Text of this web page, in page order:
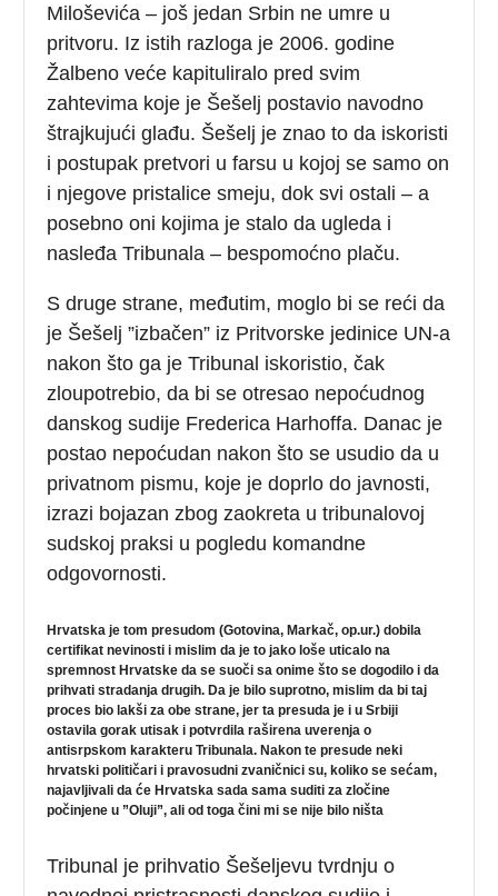
Miloševića – još jedan Srbin ne umre u
pritvoru. Iz istih razloga je 2006. godine
Žalbeno veće kapituliralo pred svim
zahtevima koje je Šešelj postavio navodno
štrajkujući glađu. Šešelj je znao to da iskoristi
i postupak pretvori u farsu u kojoj se samo on
i njegove pristalice smeju, dok svi ostali – a
posebno oni kojima je stalo da ugleda i
nasleđa Tribunala – bespomoćno plaču.
S druge strane, međutim, moglo bi se reći da
je Šešelj ”izbačen” iz Pritvorske jedinice UN-a
nakon što ga je Tribunal iskoristio, čak
zloupotrebio, da bi se otresao nepoćudnog
danskog sudije Frederica Harhoffa. Danac je
postao nepoćudan nakon što se usudio da u
privatnom pismu, koje je doprlo do javnosti,
izrazi bojazan zbog zaokreta u tribunalovoj
sudskoj praksi u pogledu komandne
odgovornosti.
Hrvatska je tom presudom (Gotovina, Markač, op.ur.) dobila
certifikat nevinosti i mislim da je to jako loše uticalo na
spremnost Hrvatske da se suoči sa onime što se dogodilo i da
prihvati stradanja drugih. Da je bilo suprotno, mislim da bi taj
proces bio lakši za obe strane, jer ta presuda je i u Srbiji
ostavila gorak utisak i potvrdila raširena uverenja o
antisrpskom karakteru Tribunala. Nakon te presude neki
hrvatski političari i pravosudni zvaničnici su, koliko se sećam,
najavljivali da će Hrvatska sada sama suditi za zločine
počinjene u ”Oluji”, ali od toga čini mi se nije bilo ništa
Tribunal je prihvatio Šešeljevu tvrdnju o